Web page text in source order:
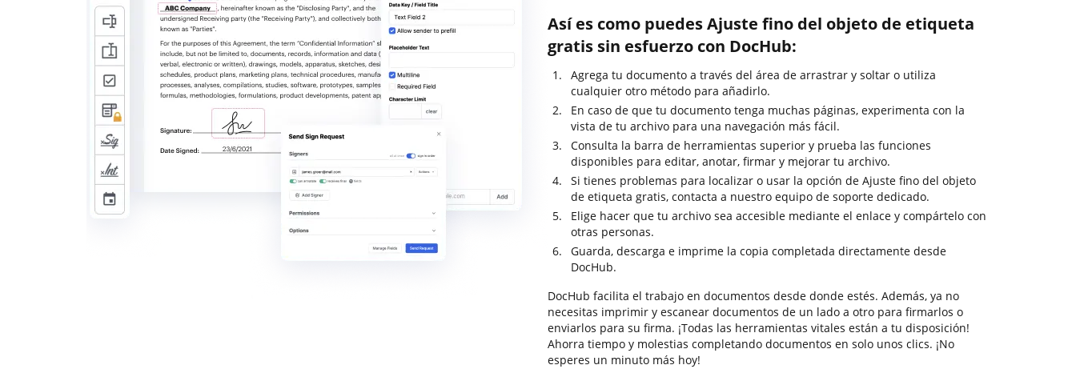
Así es como puedes Ajuste fino del objeto de etiqueta
gratis sin esfuerzo con DocHub:
Agrega tu documento a través del área de arrastrar y soltar o utiliza
cualquier otro método para añadirlo.
En caso de que tu documento tenga muchas páginas, experimenta con la
vista de tu archivo para una navegación más fácil.
Consulta la barra de herramientas superior y prueba las funciones
disponibles para editar, anotar, firmar y mejorar tu archivo.
Si tienes problemas para localizar o usar la opción de Ajuste fino del objeto
de etiqueta gratis, contacta a nuestro equipo de soporte dedicado.
Elige hacer que tu archivo sea accesible mediante el enlace y compártelo con
otras personas.
Guarda, descarga e imprime la copia completada directamente desde
DocHub.
DocHub facilita el trabajo en documentos desde donde estés. Además, ya no
necesitas imprimir y escanear documentos de un lado a otro para firmarlos o
enviarlos para su firma. ¡Todas las herramientas vitales están a tu disposición!
Ahorra tiempo y molestias completando documentos en solo unos clics. ¡No
esperes un minuto más hoy!